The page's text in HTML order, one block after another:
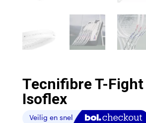
Tecnifibre T-
Isoflex